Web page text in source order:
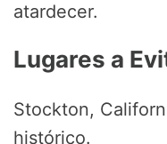
atardecer.
Lugares a
Stockton,
histórico.